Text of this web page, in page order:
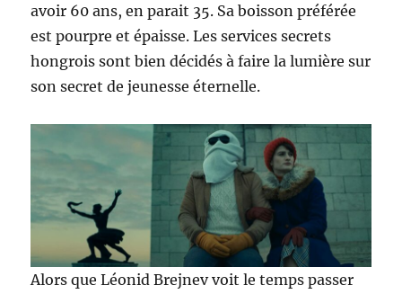
avoir 60 ans, en parait 35. Sa boisson préférée
est pourpre et épaisse. Les services secrets
hongrois sont bien décidés à faire la lumière sur
son secret de jeunesse éternelle.
Alors que Léonid Brejnev voit le temps passer